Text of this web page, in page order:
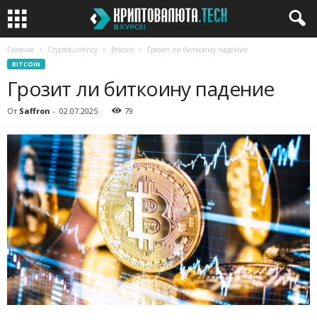
Главная Cryptocurrency Bitcoin Грозит ли биткоину падение
BITCOIN
Грозит ли биткоину падение
От Saffron - 02.07.2025 79